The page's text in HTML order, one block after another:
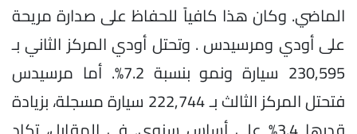
الماضي. وكان هذا كافياً للحفاظ على صدارة مريحة
على أودي ومرسيدس . وتحتل أودي المركز الثاني بـ
230,595 سيارة ونمو بنسبة 7.2%. أما مرسيدس
فتحتل المركز الثالث بـ 222,744 سيارة مسجلة، بزيادة